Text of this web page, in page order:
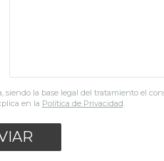
la base legal del tratamiento el
en la Política de Privacidad.